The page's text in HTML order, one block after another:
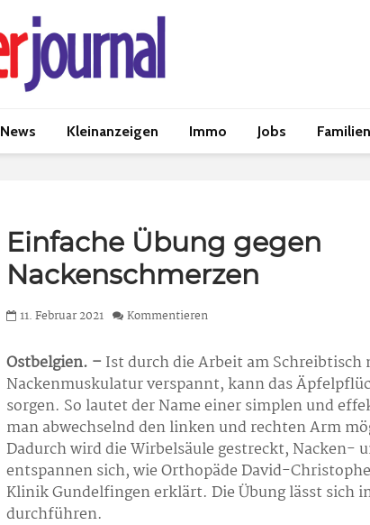
News Kleinanzeigen Immo Jobs
Einfache Übung gegen
Nackenschmerzen
11. Februar 2021 Kommentieren
Ostbelgien. – Ist durch die Arbeit am Schreibtisch
Nackenmuskulatur verspannt, kann das
sorgen. So lautet der Name einer simplen und
man abwechselnd den linken und rechten Arm
Dadurch wird die Wirbelsäule gestreckt, Nacken-
entspannen sich, wie Orthopäde David-
Klinik Gundelfingen erklärt. Die Übung lässt sich
durchführen.